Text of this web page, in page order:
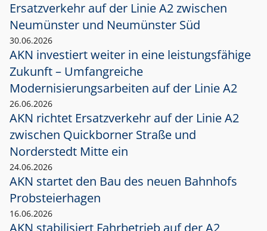
Ersatzverkehr auf der Linie A2 zwischen
Neumünster und Neumünster Süd
30.06.2026
AKN investiert weiter in eine leistungsfähige
Zukunft – Umfangreiche
Modernisierungsarbeiten auf der Linie A2
26.06.2026
AKN richtet Ersatzverkehr auf der Linie A2
zwischen Quickborner Straße und
Norderstedt Mitte ein
24.06.2026
AKN startet den Bau des neuen Bahnhofs
Probsteierhagen
16.06.2026